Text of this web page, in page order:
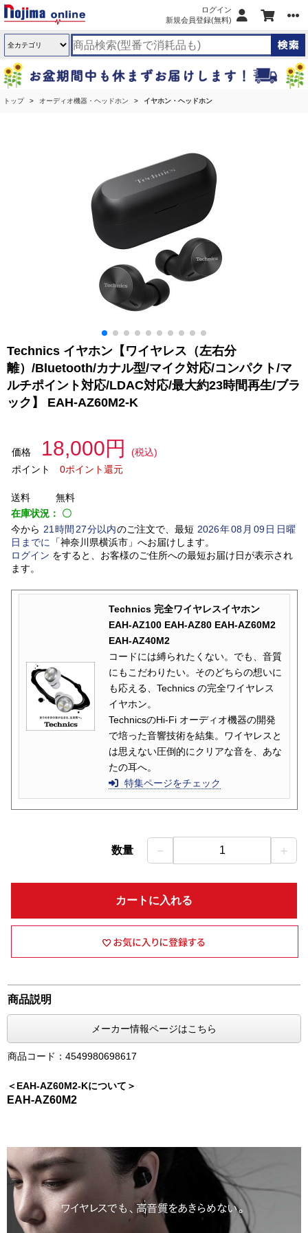
ログイン
新規会員登録(無料)
トップ オーディオ機器・ヘッドホン イヤホン・ヘッドホン
Technics イヤホン【ワイヤレス（左右分
離）/Bluetooth/カナル型/マイク対応/コンパクト/マ
ルチポイント対応/LDAC対応/最大約23時間再生/ブラ
ック】 EAH-AZ60M2-K
価格 18,000円
(税込)
ポイント
0ポイント還元
送料
無料
在庫状況： 〇
今から 21 時間 27分以内のご注文で、最短 2026年08 月 09日日曜
日 までに 「神奈川県横浜市」 へお届けします。
ログイン をすると、お客様のご住所への最短お届け日が表示され
ます。
Technics 完全ワイヤレスイヤホン
EAH-AZ100 EAH-AZ80 EAH-AZ60M2
EAH-AZ40M2
コードには縛られたくない。でも、音質
にもこだわりたい。そのどちらの想いに
も応える、Technics の完全ワイヤレス
イヤホン。
TechnicsのHi-Fi オーディオ機器の開発
で培った音響技術を結集。ワイヤレスと
は思えない圧倒的にクリアな音を、あな
たの耳へ。
特集ページをチェック
数量 － 1 ＋
カートに入れる
商品説明
メーカー情報ページはこちら
商品コード：4549980698617
＜EAH-AZ60M2-Kについて＞
EAH-AZ60M2